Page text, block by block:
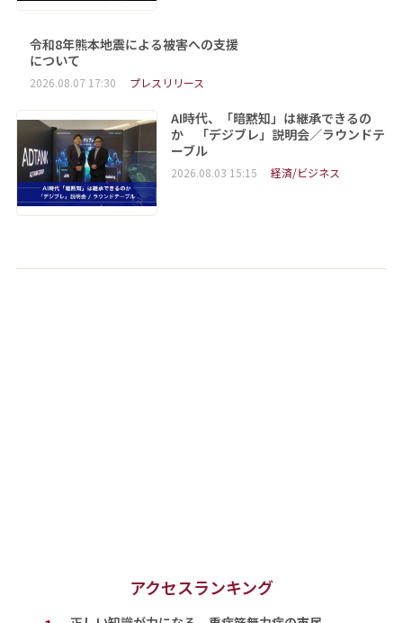
令和8年熊本地震による被害への支援
について
2026.08.07 17:30 プレスリリース
AI時代、「暗黙知」は継承できるの
か 「デジブレ」説明会／ラウンドテ
ーブル
2026.08.03 15:15 経済/ビジネス
アクセスランキング